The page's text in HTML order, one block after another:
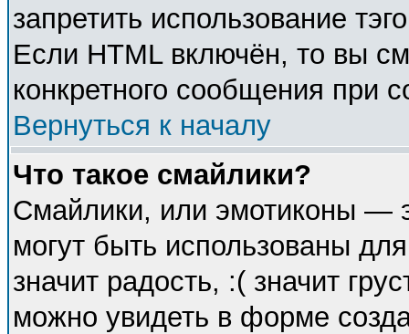
запретить использование
Если HTML включён, то вы
конкретного сообщения при
Вернуться к началу
Что такое смайлики?
Смайлики, или эмотиконы —
могут быть использованы
значит радость, :( значит
можно увидеть в форме